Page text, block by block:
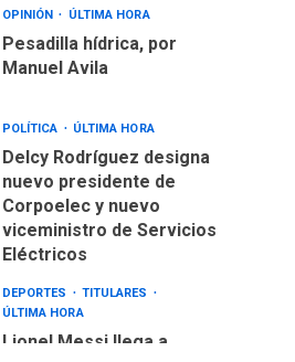
OPINIÓN ÚLTIMA HORA
Pesadilla hídrica, por
Manuel Avila
POLÍTICA ÚLTIMA HORA
Delcy Rodríguez designa
nuevo presidente de
Corpoelec y nuevo
viceministro de Servicios
Eléctricos
DEPORTES
TITULARES
ÚLTIMA HORA
Lionel Messi llega a